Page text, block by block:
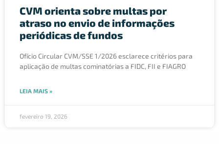
CVM orienta sobre multas por
atraso no envio de informações
periódicas de fundos
Ofício Circular CVM/SSE 1/2026 esclarece critérios para
aplicação de multas cominatórias a FIDC, FII e FIAGRO
LEIA MAIS »
fevereiro 19, 2026